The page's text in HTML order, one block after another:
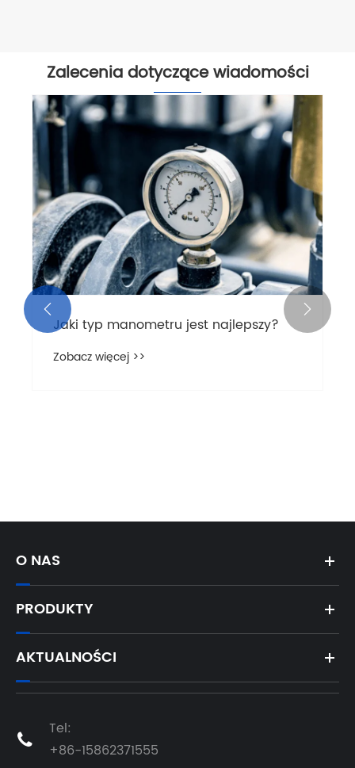
Zalecenia dotyczące wiadomości
Jaki typ manometru jest najlepszy?
Zobacz więcej >>
 
O NAS
PRODUKTY
AKTUALNOŚCI

Tel:
+86-15862371555